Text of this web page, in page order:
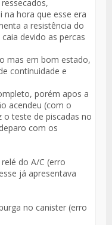
na hora que esse era
a resistência do
devido as percas
mas em bom estado,
continuidade e
porém apos a
acendeu (com o
o teste de piscadas no
com os
do A/C (erro
já apresentava
no canister (erro